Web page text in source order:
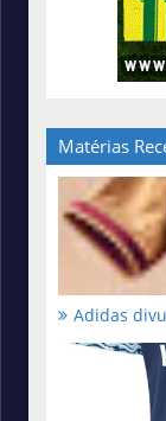
Matérias
Adidas